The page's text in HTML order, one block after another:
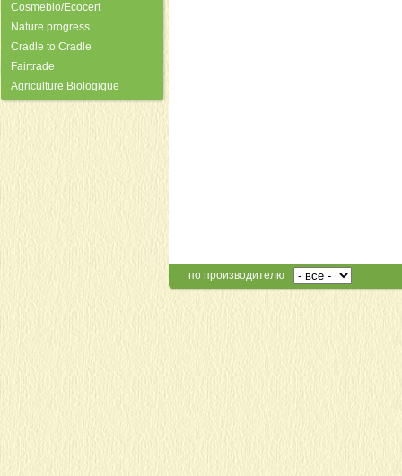
по производителю
Cosmebio/Ecocert
Nature progress
Cradle to Cradle
Fairtrade
Agriculture Biologique